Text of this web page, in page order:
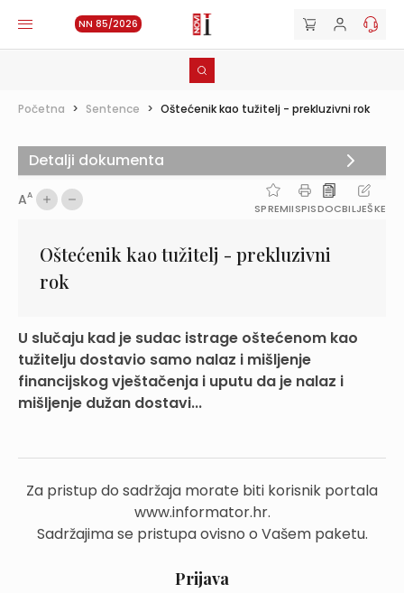
NN 85/2026
Početna > Sentence > Oštećenik kao tužitelj - prekluzivni rok
AA
SPREMIISPISDOCBILJEŠKE
Oštećenik kao tužitelj - prekluzivni
rok
U slučaju kad je sudac istrage oštećenom kao
tužitelju dostavio samo nalaz i mišljenje
financijskog vještačenja i uputu da je nalaz i
mišljenje dužan dostavi...
Za pristup do sadržaja morate biti korisnik portala
www.informator.hr.
Sadržajima se pristupa ovisno o Vašem paketu.
Prijava
Detalji dokumenta